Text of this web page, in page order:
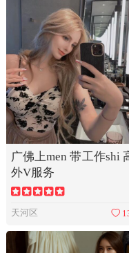
广佛上men 带工作shi
外V服务
天河区